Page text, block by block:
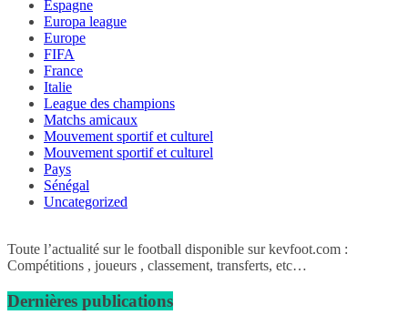
Espagne
Europa league
Europe
FIFA
France
Italie
League des champions
Matchs amicaux
Mouvement sportif et culturel
Mouvement sportif et culturel
Pays
Sénégal
Uncategorized
Toute l’actualité sur le football disponible sur kevfoot.com :
Compétitions , joueurs , classement, transferts, etc…
Dernières publications